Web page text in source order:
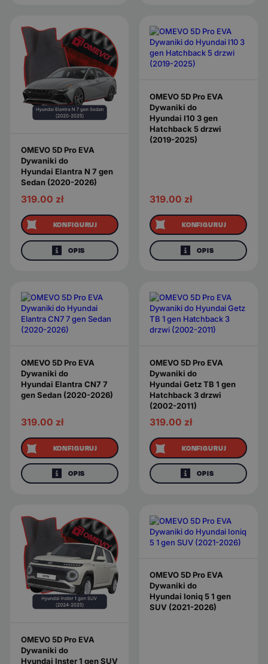
OMEVO 5D Pro EVA
Dywaniki do
Hyundai Elantra N 7 gen
Sedan (2020-2026)
319.00 zł
KONFIGURUJ
OPIS
OMEVO 5D Pro EVA
Dywaniki do
Hyundai I10 3 gen
Hatchback 5 drzwi
(2019-2025)
319.00 zł
KONFIGURUJ
OPIS
OMEVO 5D Pro EVA
Dywaniki do
Hyundai Elantra CN7 7
gen Sedan (2020-2026)
319.00 zł
KONFIGURUJ
OPIS
OMEVO 5D Pro EVA
Dywaniki do
Hyundai Getz TB 1 gen
Hatchback 3 drzwi
(2002-2011)
319.00 zł
KONFIGURUJ
OPIS
OMEVO 5D Pro EVA
Dywaniki do
Hyundai Inster 1 gen SUV
OMEVO 5D Pro EVA
Dywaniki do
Hyundai Ioniq 5 1 gen
SUV (2021-2026)